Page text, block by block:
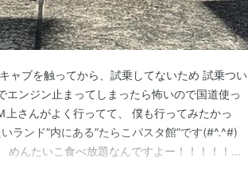
ブを触ってから、試乗してないため 試乗つい
ンジン止まってしまったら怖いので国道使っ
さんがよく行ってて、 僕も行ってみたかっ
ランド”内にある”たらこパスタ館”です(#^.^#)
んたいこ食べ放題なんですよー！！！！！